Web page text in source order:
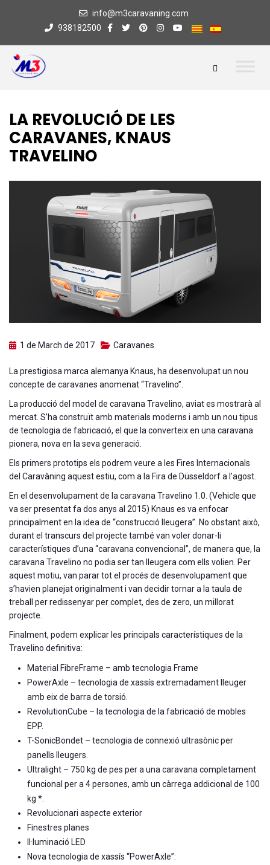
info@m3caravaning.com
938182500
LA REVOLUCIÓ DE LES
CARAVANES, KNAUS
TRAVELINO
1 de March de 2017 Caravanes
La prestigiosa marca alemanya Knaus, ha desenvolupat un nou
concepte de caravanes anomenat “Travelino”.
La producció del model de caravana Travelino, aviat es mostrarà al
mercat. S’ha construït amb materials moderns i amb un nou tipus
de tecnologia de fabricació, el que la converteix en una caravana
pionera, nova en la seva generació.
Els primers prototips els podrem veure a les Fires Internacionals
del Caravàning aquest estiu, com a la Fira de Düsseldorf a l’agost.
En el desenvolupament de la caravana Travelino 1.0. (Vehicle que
va ser presentat fa dos anys al 2015) Knaus es va enfocar
principalment en la idea de “construcció lleugera”. No obstant això,
durant el transcurs del projecte també van voler donar-li
característiques d’una “caravana convencional”, de manera que, la
caravana Travelino no podia ser tan lleugera com ells volien. Per
aquest motiu, van parar tot el procés de desenvolupament que
s’havien planejat originalment i van decidir tornar a la taula de
treball per redissenyar per complet, des de zero, un millorat
projecte.
Finalment, podem explicar les principals característiques de la
Travelino definitiva:
Material FibreFrame – amb tecnologia Frame
PowerAxle – tecnologia de xassís extremadament lleuger
amb eix de barra de torsió.
RevolutionCube – la tecnologia de la fabricació de mobles
EPP.
T-SonicBondet – tecnologia de connexió ultrasònic per
panells lleugers.
Ultralight – 750 kg de pes per a una caravana completament
funcional per a 4 persones, amb un càrrega addicional de 100
kg *.
Revolucionari aspecte exterior
Finestres planes
Il·luminació LED
Nova tecnologia de xassís “PowerAxle”: